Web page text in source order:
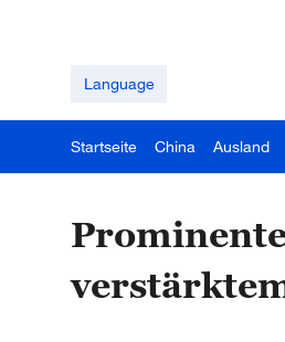
Language
Startseite China Ausland